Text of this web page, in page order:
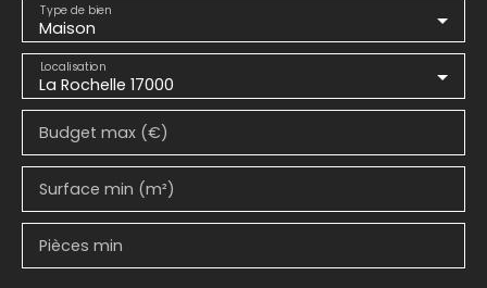
Maison
Type de bien
La Rochelle 17000
Localisation
Budget max (€)
Surface min (m²)
Pièces min